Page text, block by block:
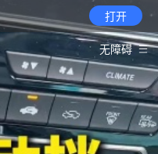
打开
无障碍